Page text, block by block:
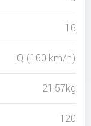
16
Q (160 km/h)
21.57kg
120